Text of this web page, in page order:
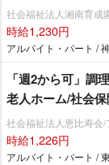
社会福祉法人湘南育成
時給1,230円
アルバイト・パート /
「週2から可」調
老人ホーム/社会
社会福祉法人恵比寿会
時給1,226円
アルバイト・パート /